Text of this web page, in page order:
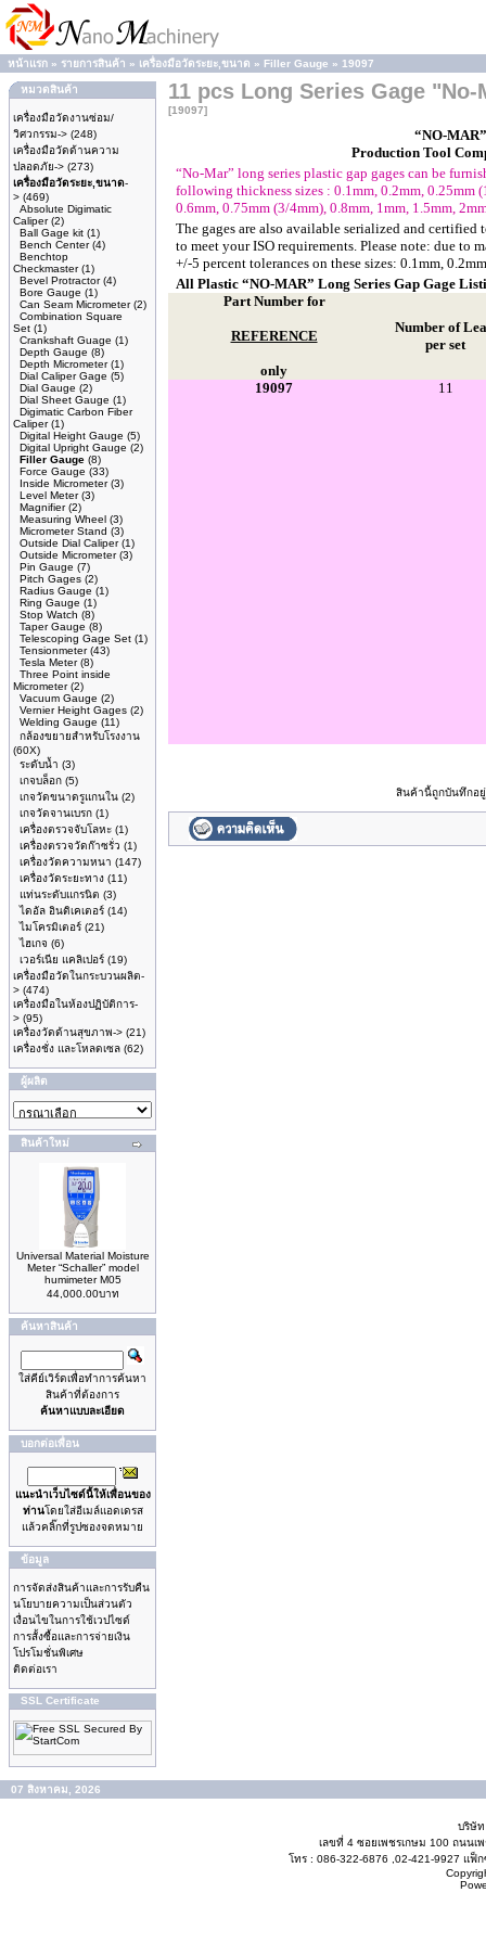
หน้าแรก » รายการสินค้า » เครื่องมือวัดระยะ,ขนาด » Filler Gauge » 19097
หมวดสินค้า
เครื่องมือวัดงานซ่อม/
วิศวกรรม-> (248)
เครื่องมือวัดด้านความ
ปลอดภัย-> (273)
เครื่องมือวัดระยะ,ขนาด-
> (469)
Absolute Digimatic
Caliper(2)
Ball Gage kit (1)
Bench Center(4)
Benchtop
Checkmaster(1)
Bevel Protractor(4)
Bore Gauge (1)
Can Seam Micrometer(2)
Combination Square
Set (1)
Crankshaft Guage (1)
Depth Gauge (8)
Depth Micrometer(1)
Dial Caliper Gage (5)
Dial Gauge (2)
Dial Sheet Gauge (1)
Digimatic Carbon Fiber
Caliper(1)
Digital Height Gauge (5)
Digital Upright Gauge (2)
Filler Gauge (8)
Force Gauge (33)
Inside Micrometer(3)
Level Meter(3)
Magnifier(2)
Measuring Wheel (3)
Micrometer Stand (3)
Outside Dial Caliper(1)
Outside Micrometer(3)
Pin Gauge (7)
Pitch Gages (2)
Radius Gauge (1)
Ring Gauge (1)
Stop Watch (8)
Taper Gauge (8)
Telescoping Gage Set (1)
Tensionmeter(43)
Tesla Meter(8)
Three Point inside
Micrometer(2)
Vacuum Gauge (2)
Vernier Height Gages (2)
Welding Gauge (11)
กล้องขยายสำหรับโรงงาน
(60X)
ระดับน้ำ (3)
เกจบล็อก (5)
เกจวัดขนาดรูแกนใน (2)
เกจวัดจานเบรก (1)
เครื่องตรวจจับโลหะ (1)
เครื่องตรวจวัดก๊าซรั่ว (1)
เครื่องวัดความหนา (147)
เครื่องวัดระยะทาง (11)
แท่นระดับแกรนิต (3)
ไดอัล อินดิเคเตอร์ (14)
ไมโครมิเตอร์ (21)
ไฮเกจ (6)
เวอร์เนีย แคลิเปอร์ (19)
เครื่องมือวัดในกระบวนผลิต-
> (474)
เครื่องมือในห้องปฏิบัติการ-
> (95)
เครื่องวัดด้านสุขภาพ-> (21)
เครื่องชั่ง และโหลดเซล (62)
ผู้ผลิต
สินค้าใหม่
Universal Material Moisture
Meter “Schaller” model
humimeter M05
44,000.00บาท
ค้นหาสินค้า
ใส่คีย์เวิร์ดเพื่อทำการค้นหา
สินค้าที่ต้องการ
ค้นหาแบบละเอียด
บอกต่อเพื่อน
แนะนำเว็บไซด์นี้ให้เพื่อนของ
ท่านโดยใส่อีเมล์แอดเดรส
แล้วคลิ๊กที่รูปซองจดหมาย
ข้อมูล
การจัดส่งสินค้าและการรับคืน
นโยบายความเป็นส่วนตัว
เงื่อนไขในการใช้เวปไซด์
การสั้งซื้อและการจ่ายเงิน
โปรโมชั่นพิเศษ
ติดต่อเรา
SSL Certificate
11 pcs Long Series Gage "No-
[19097]
“NO-
Production Tool
“No-Mar” long series plastic gap gages can be
following thickness sizes : 0.1mm, 0.2mm, 0.25mm
0.6mm, 0.75mm (3/4mm), 0.8mm, 1mm, 1.5mm,
The gages are also available serialized and
to meet your ISO requirements. Please note: due to
+/-5 percent tolerances on these sizes: 0.1mm,
All Plastic “NO-MAR” Long Series Gap Gage
Part Number for
REFERENCE
only
Number of
per set
19097 11
สินค้านี้ถูกบันทึกอยู่
07 สิงหาคม, 2026
บริษั
เลขที่ 4 ซอยเพชรเกษม 100 ถนนเ
โทร : 086-322-6876 ,02-421-9927 แฟ็